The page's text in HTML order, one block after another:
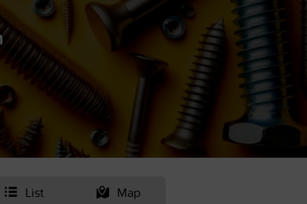
List Map